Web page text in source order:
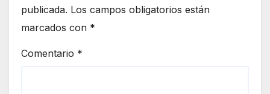
publicada. Los campos obligatorios están
marcados con *
Comentario *